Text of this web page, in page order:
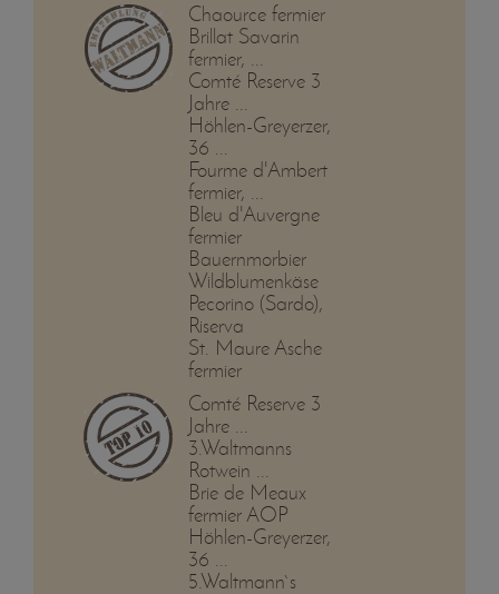
Chaource fermier
Brillat Savarin
fermier, ...
Comté Reserve 3
Jahre ...
Höhlen-Greyerzer,
36 ...
Fourme d'Ambert
fermier, ...
Bleu d'Auvergne
fermier
Bauernmorbier
Wildblumenkäse
Pecorino (Sardo),
Riserva
St. Maure Asche
fermier
Comté Reserve 3
Jahre ...
3.Waltmanns
Rotwein ...
Brie de Meaux
fermier AOP
Höhlen-Greyerzer,
36 ...
5.Waltmann`s